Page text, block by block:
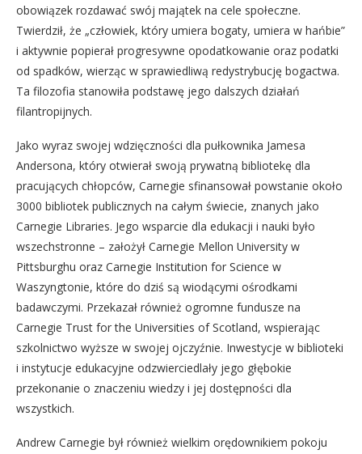
obowiązek rozdawać swój majątek na cele społeczne.
Twierdził, że „człowiek, który umiera bogaty, umiera w hańbie”
i aktywnie popierał progresywne opodatkowanie oraz podatki
od spadków, wierząc w sprawiedliwą redystrybucję bogactwa.
Ta filozofia stanowiła podstawę jego dalszych działań
filantropijnych.
Jako wyraz swojej wdzięczności dla pułkownika Jamesa
Andersona, który otwierał swoją prywatną bibliotekę dla
pracujących chłopców, Carnegie sfinansował powstanie około
3000 bibliotek publicznych na całym świecie, znanych jako
Carnegie Libraries. Jego wsparcie dla edukacji i nauki było
wszechstronne – założył Carnegie Mellon University w
Pittsburghu oraz Carnegie Institution for Science w
Waszyngtonie, które do dziś są wiodącymi ośrodkami
badawczymi. Przekazał również ogromne fundusze na
Carnegie Trust for the Universities of Scotland, wspierając
szkolnictwo wyższe w swojej ojczyźnie. Inwestycje w biblioteki
i instytucje edukacyjne odzwierciedlały jego głębokie
przekonanie o znaczeniu wiedzy i jej dostępności dla
wszystkich.
Andrew Carnegie był również wielkim orędownikiem pokoju